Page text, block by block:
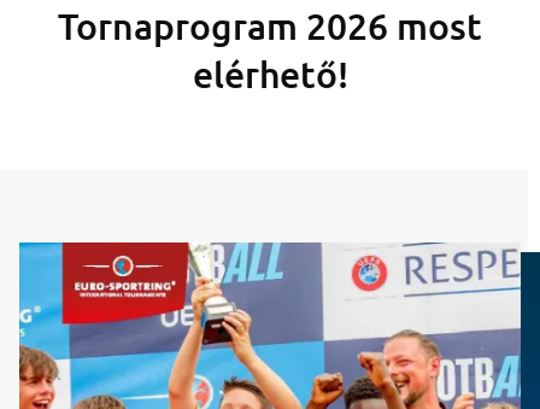
Tornaprogram 2026 most
elérhető!